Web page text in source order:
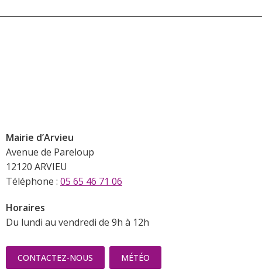
Mairie d’Arvieu
Avenue de Pareloup
12120 ARVIEU
Téléphone : 05 65 46 71 06
Horaires
Du lundi au vendredi de 9h à 12h
CONTACTEZ-NOUS MÉTÉO